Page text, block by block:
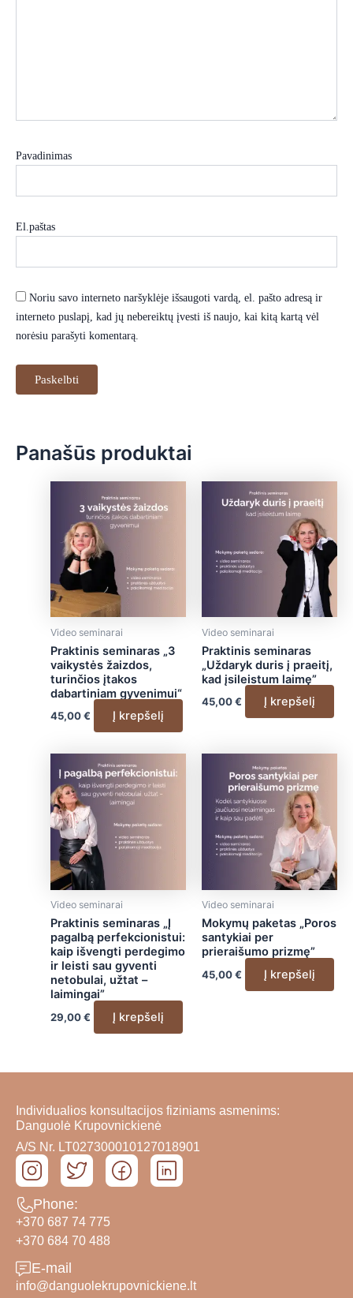
Pavadinimas
El.paštas
Noriu savo interneto naršyklėje išsaugoti vardą, el. pašto adresą ir
interneto puslapį, kad jų nebereiktų įvesti iš naujo, kai kitą kartą vėl
norėsiu parašyti komentarą.
Panašūs produktai
Video seminarai
Praktinis seminaras „3
vaikystės žaizdos,
turinčios įtakos
dabartiniam gyvenimui“
45,00€ Į krepšelį
Video seminarai
Praktinis seminaras
„Uždaryk duris į praeitį,
kad įsileistum laimę”
45,00€ Į krepšelį
Video seminarai
Praktinis seminaras „Į
pagalbą perfekcionistui:
kaip išvengti perdegimo
ir leisti sau gyventi
netobulai, užtat –
laimingai”
29,00€ Į krepšelį
Video seminarai
Mokymų paketas „Poros
santykiai per
prieraišumo prizmę”
45,00€ Į krepšelį
Individualios konsultacijos fiziniams asmenims:
Danguolė Krupovnickienė
A/S Nr. LT027300010127018901
Phone:
+370 687 74 775
+370 684 70 488
E-mail
info@danguolekrupovnickiene.lt